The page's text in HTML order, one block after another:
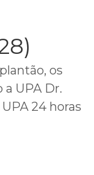
os
UPA Dr.
24 horas